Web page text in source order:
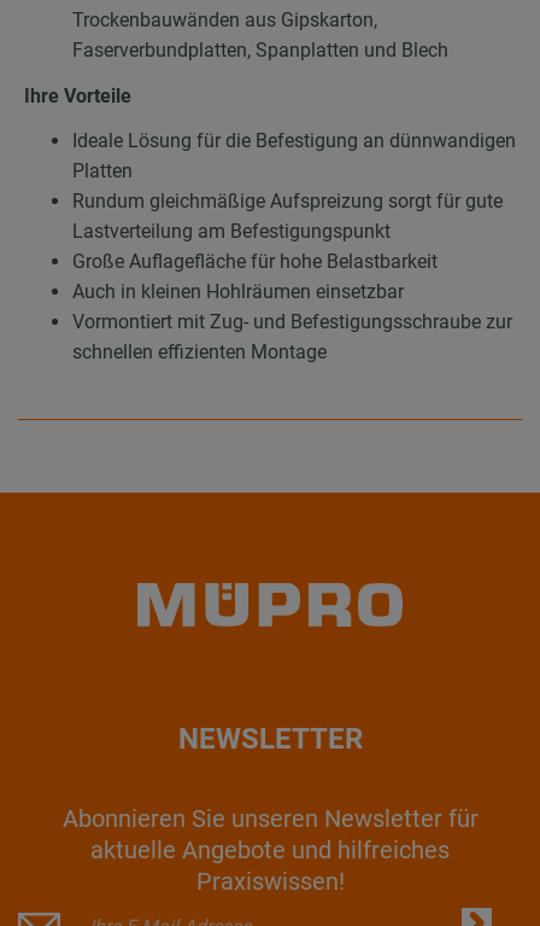
Trockenbauwänden aus Gipskarton,
Faserverbundplatten, Spanplatten und Blech
Ihre Vorteile
Ideale Lösung für die Befestigung an dünnwandigen
Platten
Rundum gleichmäßige Aufspreizung sorgt für gute
Lastverteilung am Befestigungspunkt
Große Auflagefläche für hohe Belastbarkeit
Auch in kleinen Hohlräumen einsetzbar
Vormontiert mit Zug- und Befestigungsschraube zur
schnellen effizienten Montage
NEWSLETTER
Abonnieren Sie unseren Newsletter für
aktuelle Angebote und hilfreiches
Praxiswissen!